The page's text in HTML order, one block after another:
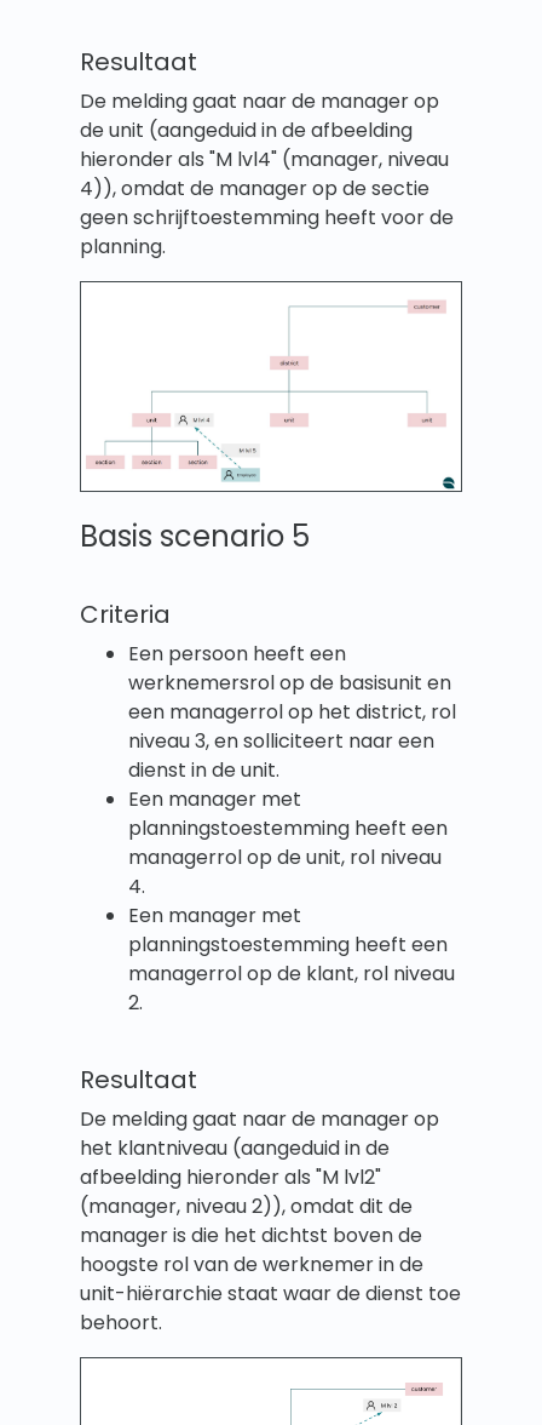
Resultaat
De melding gaat naar de manager op
de unit (aangeduid in de afbeelding
hieronder als "M lvl4" (manager, niveau
4)), omdat de manager op de sectie
geen schrijftoestemming heeft voor de
planning.
Basis scenario 5
Criteria
Een persoon heeft een
werknemersrol op de basisunit en
een managerrol op het district, rol
niveau 3, en solliciteert naar een
dienst in de unit.
Een manager met
planningstoestemming heeft een
managerrol op de unit, rol niveau
4.
Een manager met
planningstoestemming heeft een
managerrol op de klant, rol niveau
2.
Resultaat
De melding gaat naar de manager op
het klantniveau (aangeduid in de
afbeelding hieronder als "M lvl2"
(manager, niveau 2)), omdat dit de
manager is die het dichtst boven de
hoogste rol van de werknemer in de
unit-hiërarchie staat waar de dienst toe
behoort.